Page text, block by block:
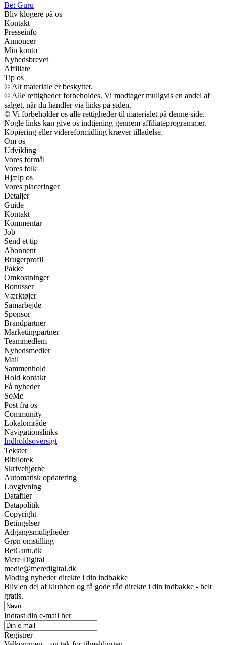
Bet Guru
Bliv klogere på os
Kontakt
Presseinfo
Annoncer
Min konto
Nyhedsbrevet
Affiliate
Tip os
© Alt materiale er beskyttet.
© Alle rettigheder forbeholdes. Vi modtager muligvis en andel af
salget, når du handler via links på siden.
© Vi forbeholder os alle rettigheder til materialet på denne side.
Nogle links kan give os indtjening gennem affiliateprogrammer.
Kopiering eller videreformidling kræver tilladelse.
Om os
Udvikling
Vores formål
Vores folk
Hjælp os
Vores placeringer
Detaljer
Guide
Kontakt
Kommentar
Job
Send et tip
Abonnent
Brugerprofil
Pakke
Omkostninger
Bonusser
Værktøjer
Samarbejde
Sponsor
Brandpartner
Marketingpartner
Teammedlem
Nyhedsmedier
Mail
Sammenhold
Hold kontakt
Få nyheder
SoMe
Post fra os
Community
Lokalområde
Navigationslinks
Indholdsoversigt
Tekster
Bibliotek
Skrivehjørne
Automatisk opdatering
Lovgivning
Datafiler
Datapolitik
Copyright
Betingelser
Adgangsmuligheder
Grøn omstilling
BetGuru.dk
Mere Digital
medie@meredigital.dk
Modtag nyheder direkte i din indbakke
Bliv en del af klubben og få gode råd direkte i din indbakke - helt
gratis.
Indtast din e-mail her
Registrer